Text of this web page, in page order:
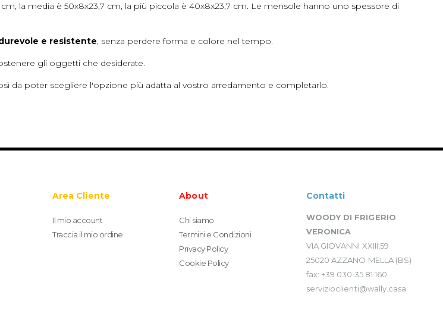
la media è 50x8x23,7 cm, la più piccola è 40x8x23,7 cm. Le mensole hanno uno spessore di
e resistente, senza perdere forma e colore nel tempo.
gli oggetti che desiderate.
da poter scegliere l'opzione più adatta al vostro arredamento e completarlo.
Area Cliente
Il mio account
Traccia il mio ordine
About
Chi siamo
Termini e Condizioni
Privacy Policy
Cookie Policy
Contatti
WOODY DI FRIGERIO
VERONICA
VIA GIOVANNI XXIII,59
25020 AZZANO MELLA (BS)
fax: +39 030 35 81 160
servizioclienti@wally.casa